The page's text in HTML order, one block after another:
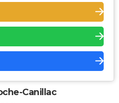
Canillac